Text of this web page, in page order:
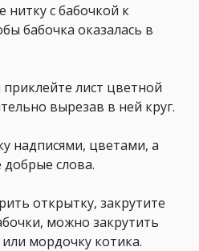
нитку с бабочкой к
бабочка оказалась в
лист цветной
вырезав в ней круг.
надписями, цветами, а
слова.
открытку, закрутите
можно закрутить
мордочку котика.